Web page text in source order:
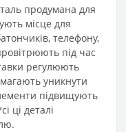
продумана для
місце для
телефону,
під час
регулюють
уникнути
підвищують
ці деталі